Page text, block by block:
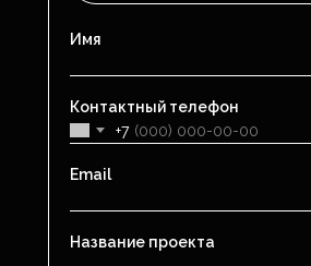
Имя
Контактный телефон
+7
Email
Название проекта